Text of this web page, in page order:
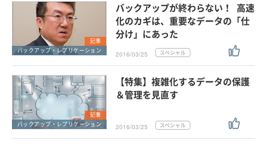
記事
バックアップ・レプリケーション
バックアップが終わらない！ 高速
化のカギは、重要なデータの「仕
分け」にあった
2016/03/25
記事
バックアップ・レプリケーション
【特集】複雑化するデータの保護
＆管理を見直す
2016/03/25